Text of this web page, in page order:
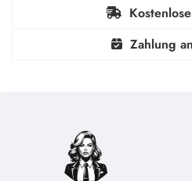
Zahlung